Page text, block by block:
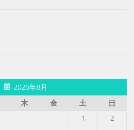
2026年8月
木 金 土
日
1
2